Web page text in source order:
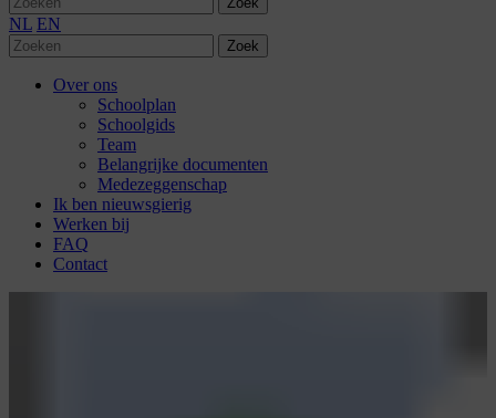
NL EN
Zoek
Over ons
Schoolplan
Schoolgids
Team
Belangrijke documenten
Medezeggenschap
Ik ben nieuwsgierig
Werken bij
FAQ
Contact